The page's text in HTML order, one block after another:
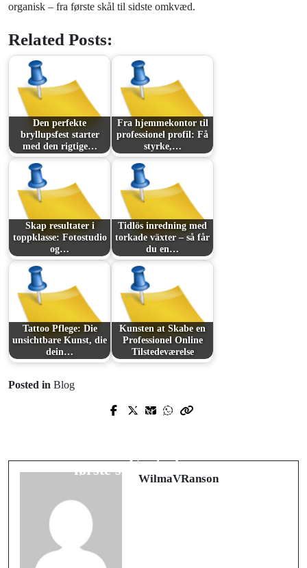
organisk – fra første skål til sidste omkvæd.
Related Posts:
Den perfekte
bryllupsfest starter
med den rigtige…
Fra hjemmekontor til
professionel profil: Få
styrke,…
Skap resultater i
toppklasse: Fotostudio
og…
Tidlös inredning med
torkade växter – så får
du en…
Tattoo Pflege: Die
unsichtbare Kunst, die
dein…
Kunsten at Skabe en
Professionel Online
Tilstedeværelse
Posted in Blog
Prev Post
Control
Next Post
første skål til sidste dans
WilmaVRanson